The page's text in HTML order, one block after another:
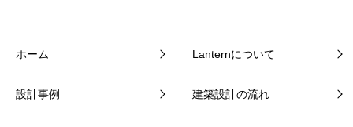
ホーム Lanternについて
設計事例 建築設計の流れ